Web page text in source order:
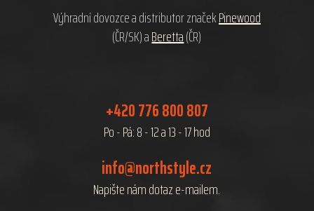
Výhradní dovozce a distributor značekPinewood
(ČR/SK) aBeretta(ČR)
+420 776 800 807
Po - Pá: 8 - 12 a 13 - 17 hod
info@northstyle.cz
Napište nám dotaz e-mailem.